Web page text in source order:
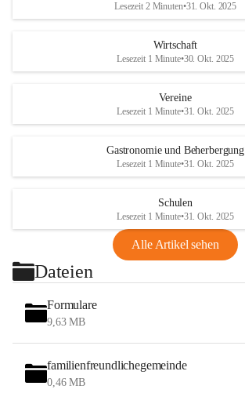
Lesezeit 2 Minuten•31. Okt. 2025
Wirtschaft
Lesezeit 1 Minute•30. Okt. 2025
Vereine
Lesezeit 1 Minute•31. Okt. 2025
Gastronomie und Beherbergung
Lesezeit 1 Minute•31. Okt. 2025
Schulen
Lesezeit 1 Minute•31. Okt. 2025
Alle Artikel sehen
Dateien
Formulare
9,63 MB
familienfreundlichegemeinde
0,46 MB